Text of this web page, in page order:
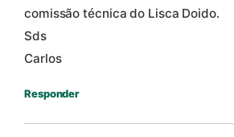
comissão técnica do Lisca Doido.
Sds
Carlos
Responder